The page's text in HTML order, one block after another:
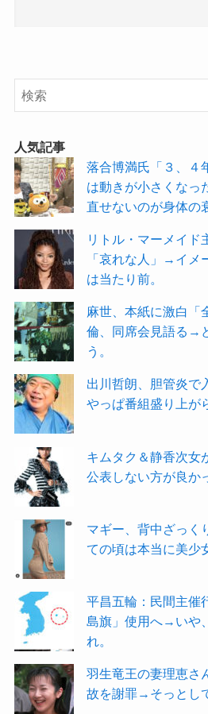
人気記事
落合博満氏「３、４
は動きが小さくな
直せないのが身体の
リトル・マーメイド
「哀れな人」→イメ
は当たり前。
麻世、本紙に激白「
倫、同席会見語る→
う。
出川哲朗、胆管炎で
やっぱ番組盛り上が
キムタク＆静香次
公表しない方が良か
マギー、背中ざっ
ての頃は本当に美少
平昌五輪：民間主催
島旗」使用へ→いや
れ。
羽生竜王の妻理恵さ
故を謝罪→そっとし